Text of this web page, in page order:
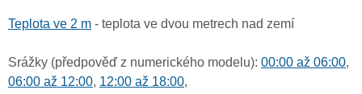
Teplota ve 2 m - teplota ve dvou metrech nad zemí
Srážky (předpověď z numerického modelu): 00:00 až 06:00,
06:00 až 12:00, 12:00 až 18:00,